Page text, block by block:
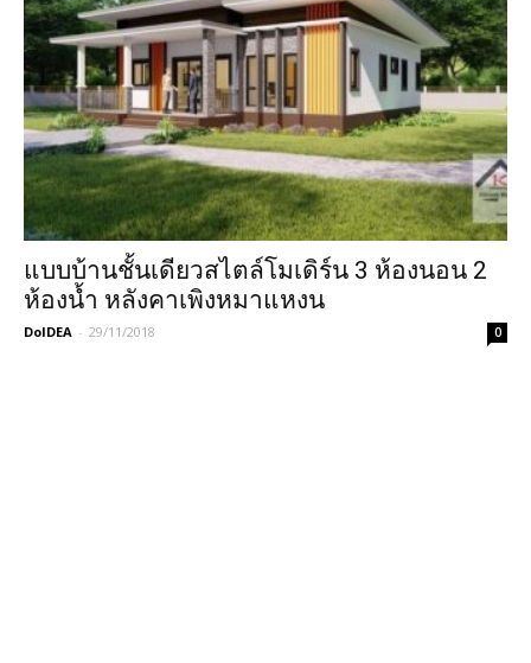
แบบบ้านชั้นเดียวสไตล์โมเดิร์น 3 ห้องนอน 2
ห้องน้ำ หลังคาเพิงหมาแหงน
DoIDEA - 29/11/2018 0